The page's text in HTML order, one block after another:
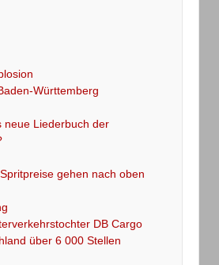
Württemberg
neue Liederbuch der
gehen nach oben
DB Cargo
über 6 000 Stellen